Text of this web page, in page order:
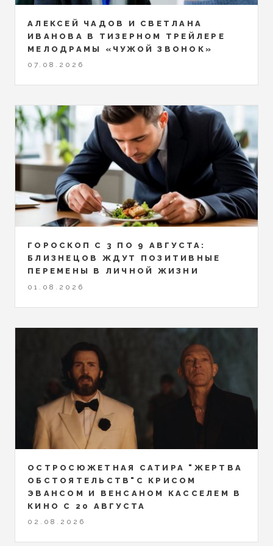
АЛЕКСЕЙ ЧАДОВ И СВЕТЛАНА
ИВАНОВА В ТИЗЕРНОМ ТРЕЙЛЕРЕ
МЕЛОДРАМЫ «ЧУЖОЙ ЗВОНОК»
07.08.2026
ГОРОСКОП С 3 ПО 9 АВГУСТА:
БЛИЗНЕЦОВ ЖДУТ ПОЗИТИВНЫЕ
ПЕРЕМЕНЫ В ЛИЧНОЙ ЖИЗНИ
01.08.2026
ОСТРОСЮЖЕТНАЯ САТИРА "ЖЕРТВА
ОБСТОЯТЕЛЬСТВ"С КРИСОМ
ЭВАНСОМ И ВЕНСАНОМ КАССЕЛЕМ В
КИНО С 20 АВГУСТА
02.08.2026